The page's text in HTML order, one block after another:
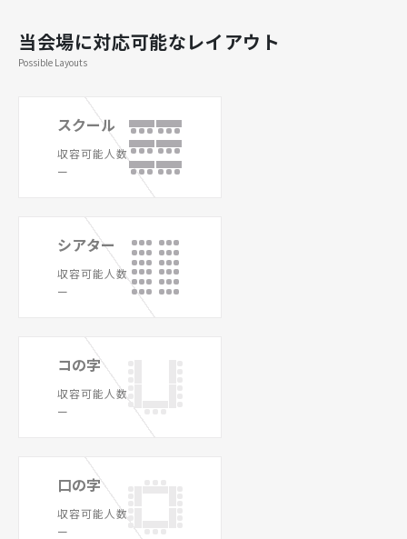
当会場に対応可能なレイアウト
Possible Layouts
スクール
収容可能人数
ー
シアター
収容可能人数
ー
コの字
収容可能人数
ー
口の字
収容可能人数
ー